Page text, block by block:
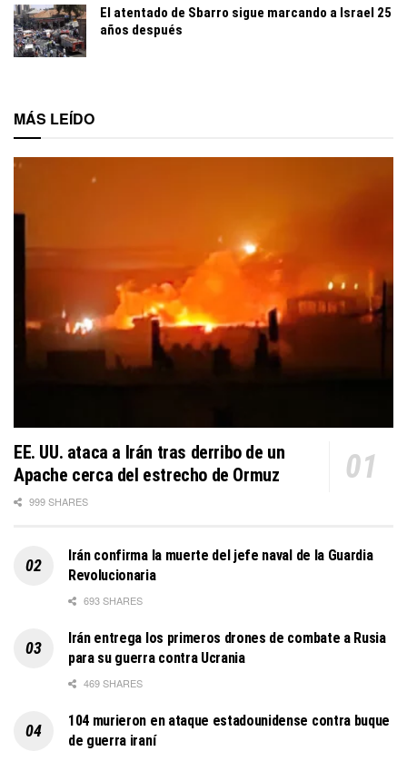
El atentado de Sbarro sigue marcando a Israel 25
años después
MÁS LEÍDO
EE. UU. ataca a Irán tras derribo de un
Apache cerca del estrecho de Ormuz
999 SHARES
Irán confirma la muerte del jefe naval de la Guardia
Revolucionaria
693 SHARES
Irán entrega los primeros drones de combate a Rusia
para su guerra contra Ucrania
469 SHARES
104 murieron en ataque estadounidense contra buque
de guerra iraní